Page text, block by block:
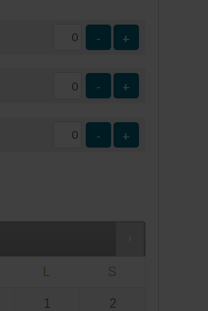
- +
- +
- +
S
1 2